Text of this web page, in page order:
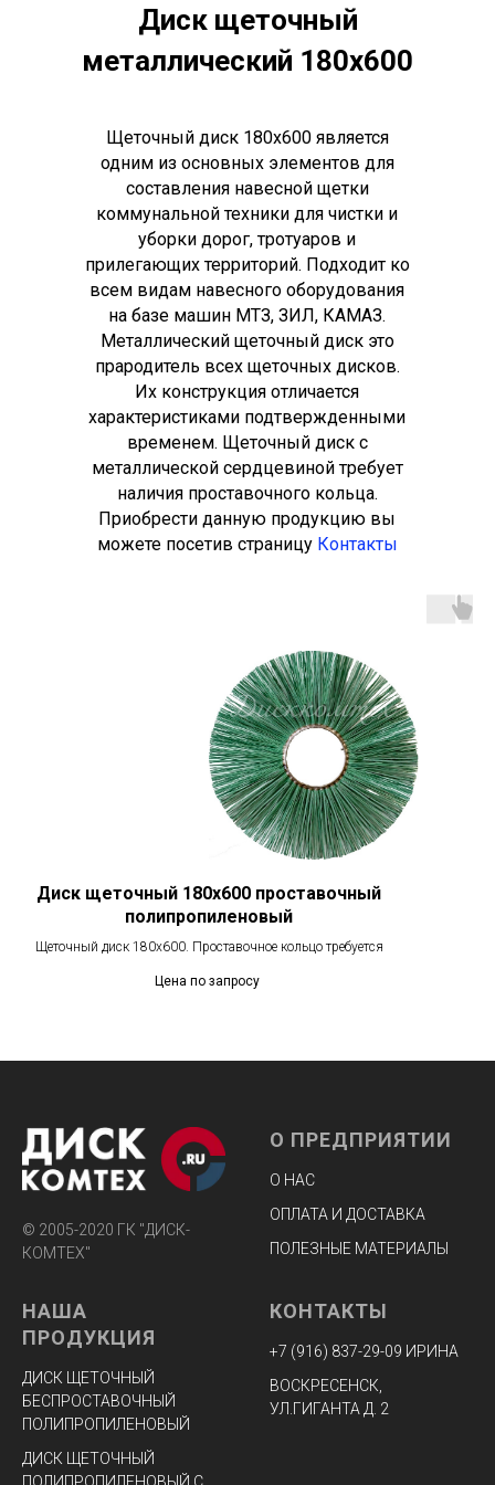
Диск щеточный
металлический 180х600
Щеточный диск 180х600 является
одним из основных элементов для
составления навесной щетки
коммунальной техники для чистки и
уборки дорог, тротуаров и
прилегающих территорий. Подходит ко
всем видам навесного оборудования
на базе машин МТЗ, ЗИЛ, КАМАЗ.
Металлический щеточный диск это
прародитель всех щеточных дисков.
Их конструкция отличается
характеристиками подтвержденными
временем. Щеточный диск с
металлической сердцевиной требует
наличия проставочного кольца.
Приобрести данную продукцию вы
можете посетив страницу Контакты
Диск щеточный 180х600 проставочный
полипропиленовый
Щеточный диск 180х600. Проставочное кольцо требуется
Цена по запросу
© 2005-2020 ГК "ДИСК-
КОМТЕХ"
О ПРЕДПРИЯТИИ
О НАС
ОПЛАТА И ДОСТАВКА
ПОЛЕЗНЫЕ МАТЕРИАЛЫ
НАША
ПРОДУКЦИЯ
ДИСК ЩЕТОЧНЫЙ
БЕСПРОСТАВОЧНЫЙ
ПОЛИПРОПИЛЕНОВЫЙ
ДИСК ЩЕТОЧНЫЙ
КОНТАКТЫ
+7 (916) 837-29-09 ИРИНА
ВОСКРЕСЕНСК,
УЛ.ГИГАНТА Д. 2